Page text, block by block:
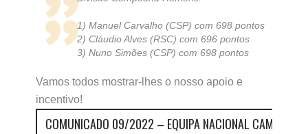
1) Manuel Carvalho (CSP) com 698 pontos
2) Cláudio Alves (RSC) com 696 pontos
3) Nuno Simões (CSP) com 698 pontos
Vamos todos mostrar-lhes o nosso apoio e
incentivo!
COMUNICADO 09/2022 – EQUIPA NACIONAL